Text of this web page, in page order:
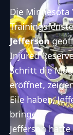
Die Minnesota
Jefferson
Injured
Schritt die
eröffnet,
Eile haben,
bringen.
Jefferson